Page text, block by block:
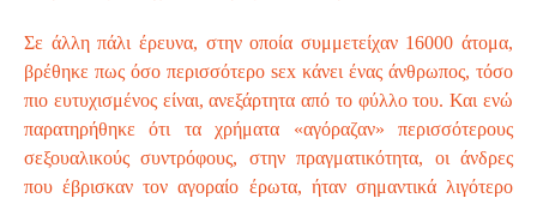
Σε άλλη πάλι έρευνα, στην οποία συμμετείχαν 16000 άτομα,
βρέθηκε πως όσο περισσότερο sεx κάνει ένας άνθρωπος, τόσο
πιο ευτυχισμένος είναι, ανεξάρτητα από το φύλλο του. Και ενώ
παρατηρήθηκε ότι τα χρήματα «αγόραζαν» περισσότερους
σεξουαλικούς συντρόφους, στην πραγματικότητα, οι άνδρες
που έβρισκαν τον αγοραίο έρωτα, ήταν σημαντικά λιγότερο